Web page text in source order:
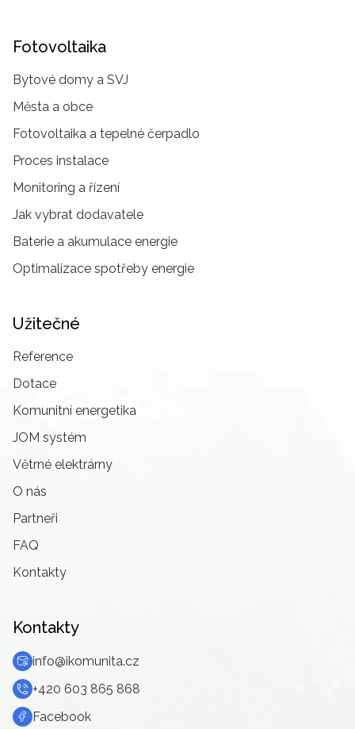
Fotovoltaika
Bytové domy a SVJ
Města a obce
Fotovoltaika a tepelné čerpadlo
Proces instalace
Monitoring a řízení
Jak vybrat dodavatele
Baterie a akumulace energie
Optimalizace spotřeby energie
Užitečné
Reference
Dotace
Komunitní energetika
JOM systém
Větrné elektrárny
O nás
Partneři
FAQ
Kontakty
Kontakty
info@ikomunita.cz
+420 603 865 868
Facebook